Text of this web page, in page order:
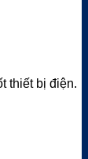
thiết bị điện.